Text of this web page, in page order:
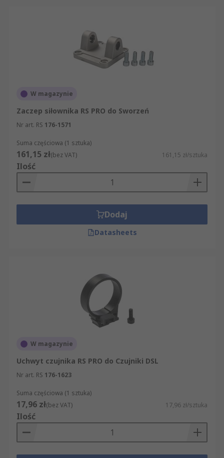
W magazynie
Zaczep siłownika RS PRO do Sworzeń
Nr art. RS 176-1571
Suma częściowa (1 sztuka)
161,15 zł(bez VAT) 161,15 zł/sztuka
Ilość
Dodaj
Datasheets
W magazynie
Uchwyt czujnika RS PRO do Czujniki DSL
Nr art. RS 176-1623
Suma częściowa (1 sztuka)
17,96 zł(bez VAT) 17,96 zł/sztuka
Ilość